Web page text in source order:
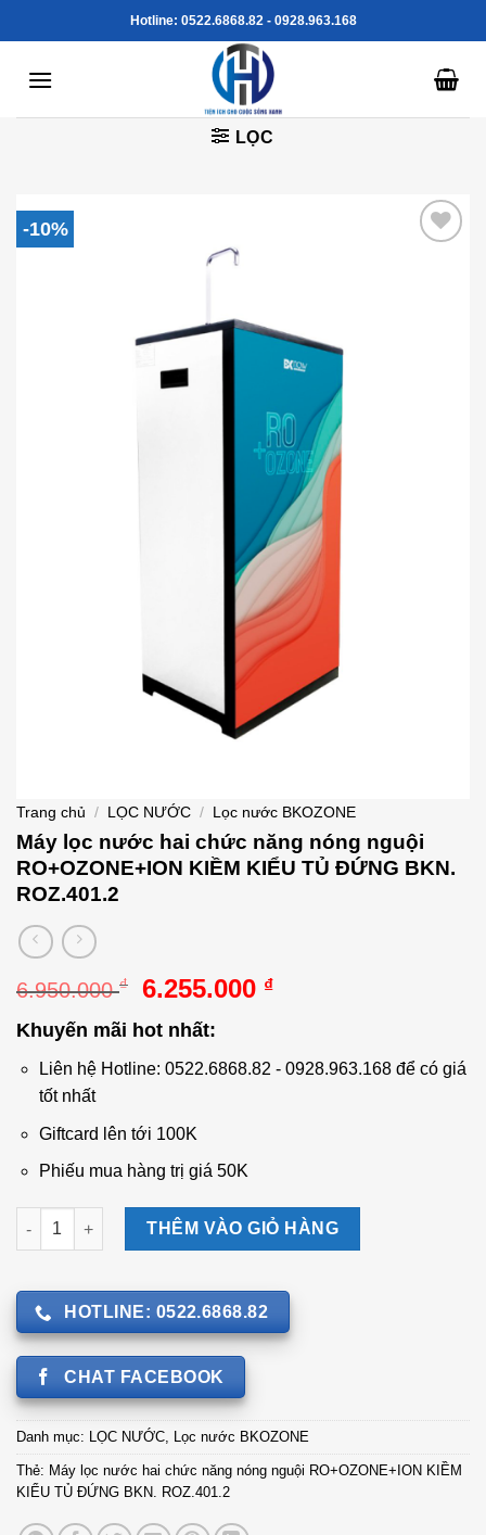
to
Hotline: 0522.6868.82 - 0928.963.168
LỌC
-10%
Trang chủ / LỌC NƯỚC / Lọc nước BKOZONE
Máy lọc nước hai chức năng nóng nguội
RO+OZONE+ION KIỀM KIỂU TỦ ĐỨNG BKN.
ROZ.401.2
6.950.000₫
Giá
là:
6.950.000 ₫.
6.255.000 ₫Giá
là:
Khuyến mãi hot nhất:
Liên hệ Hotline: 0522.6868.82 - 0928.963.168 để có giá
tốt nhất
Giftcard lên tới 100K
Phiếu mua hàng trị giá 50K
Máy lọc nước hai chức năng nóng nguội RO+OZONE+ION
THÊM VÀO GIỎ HÀNG
HOTLINE: 0522.6868.82
CHAT FACEBOOK
Danh mục: LỌC NƯỚC, Lọc nước BKOZONE
Thẻ: Máy lọc nước hai chức năng nóng nguội RO+OZONE+ION KIỀM
KIỂU TỦ ĐỨNG BKN. ROZ.401.2